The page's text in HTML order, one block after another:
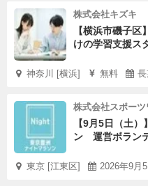
株式会社キズキ
【横浜市磯子
けの学習支援ス
神奈川 [横浜] 無料
株式会社スポーツ
【9月5日（土
ン 運営ボラン
東京 [江東区] 2026年9月